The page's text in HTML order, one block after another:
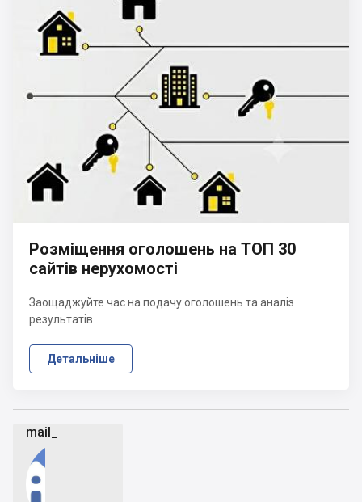
mail_
Розміщення оголошень на ТОП 30
сайтів нерухомості
Заощаджуйте час на подачу оголошень та аналіз
результатів
Детальніше